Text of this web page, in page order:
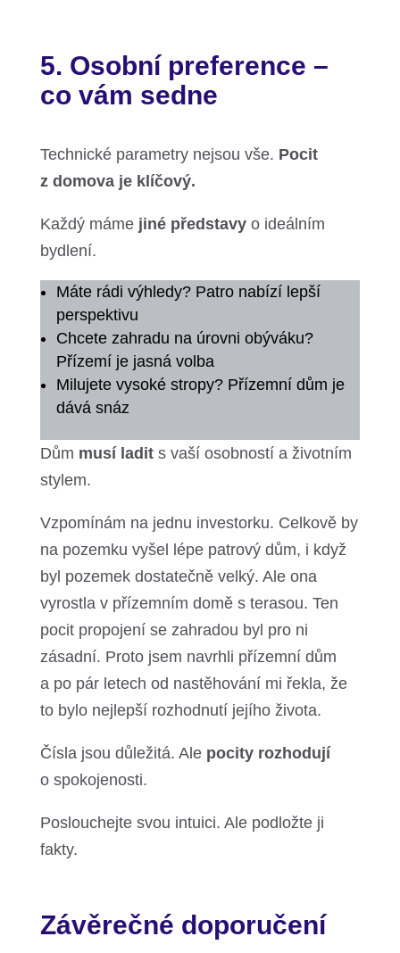
5. Osobní preference –
co vám sedne
Technické parametry nejsou vše. Pocit
z domova je klíčový.
Každý máme jiné představyo ideálním
bydlení.
Máte rádi výhledy? Patro nabízí lepší
perspektivu
Chcete zahradu na úrovni obýváku?
Přízemí je jasná volba
Milujete vysoké stropy? Přízemní dům je
dává snáz
Dům musí ladits vaší osobností a životním
stylem.
Vzpomínám na jednu investorku. Celkově by
na pozemku vyšel lépe patrový dům, i když
byl pozemek dostatečně velký. Ale ona
vyrostla v přízemním domě s terasou. Ten
pocit propojení se zahradou byl pro ni
zásadní. Proto jsem navrhli přízemní dům
a po pár letech od nastěhování mi řekla, že
to bylo nejlepší rozhodnutí jejího života.
Čísla jsou důležitá. Ale pocity rozhodují
o spokojenosti.
Poslouchejte svou intuici. Ale podložte ji
fakty.
Závěrečné doporučení